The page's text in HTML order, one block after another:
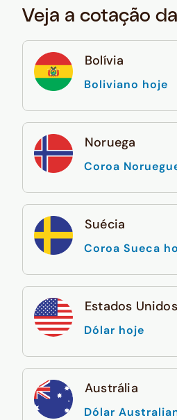
Veja a cotação
Bolívia
Boliviano hoje
Noruega
Coroa
Suécia
Coroa Sueca
Estados Unidos
Dólar hoje
Austrália
Dólar